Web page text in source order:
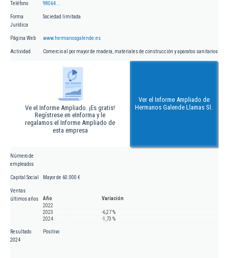
Teléfono 98064...
Forma
Jurídica
Sociedad limitada
Página Web www.hermanosgalende.es
Actividad Comercio al por mayor de madera, materiales de construcción y aparatos sanitarios
Ve el Informe Ampliado. ¡Es gratis!
Regístrese en eInforma y le
regalamos el Informe Ampliado de
esta empresa
Ver el Informe Ampliado de
Hermanos Galende Llamas Sl.
Número de
empleados
Capital Social Mayor de 60.000 €
Ventas
últimos años
Año
Variación
2022
2023
-6,27 %
2024
-1,73 %
Resultado
2024
Positivo